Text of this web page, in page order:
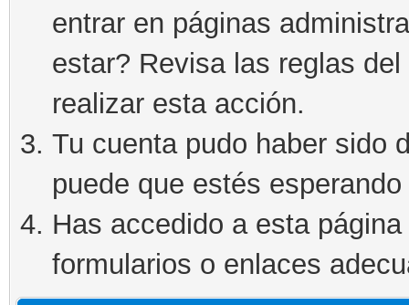
entrar en páginas
estar? Revisa las reglas
realizar esta acción.
Tu cuenta pudo haber sido
puede que estés
Has accedido a esta
formularios o enlaces